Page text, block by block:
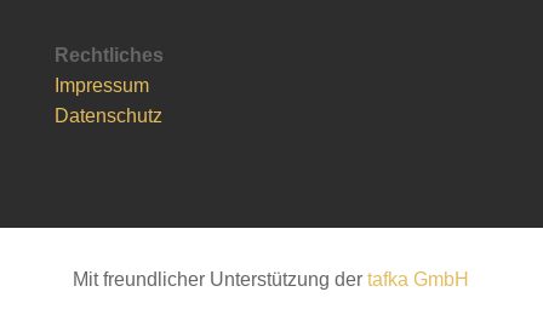
Rechtliches
Impressum
Datenschutz
Mit freundlicher Unterstützung dertafka GmbH